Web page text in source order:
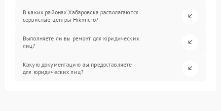
В каких районах Хабаровска располагаются
сервисные центры Hikmicro?
Выполняете ли вы ремонт для юридических
лиц?
Какую документацию вы предоставляете
для юридических лиц?